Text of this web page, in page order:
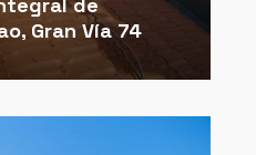
Gran Vía 74